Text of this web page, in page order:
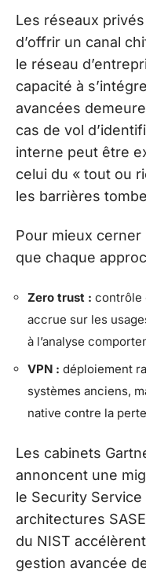
Les réseaux
d’offrir un canal
le réseau
capacité à
avancées
cas de vol
interne peut être
celui du « tout ou
les barrières
Pour mieux
que chaque
Zero trust : contrôle
accrue sur les
à l’analyse
VPN : déploiement
systèmes anciens,
native contre la
Les cabinets
annoncent une
le Security Service
architectures
du NIST
gestion avancée